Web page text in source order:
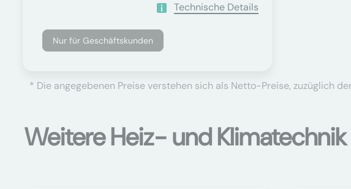
Technische Details
Nur für Geschäftskunden
* Die angegebenen Preise verstehen sich als Netto-Preise, zuzüglich
Weitere Heiz- und Klimatechnik